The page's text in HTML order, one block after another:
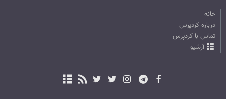
خانه
درباره کردپرس
تماس با کردپرس
آرشیو